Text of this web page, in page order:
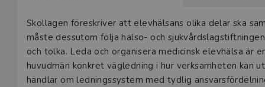
Beskrivning
Skollagen föreskriver att elevhälsans olika delar ska
måste dessutom följa hälso- och
och tolka. Leda och organisera medicinsk elevhälsa är
huvudmän konkret vägledning i hur verksamheten kan
handlar om ledningssystem med tydlig